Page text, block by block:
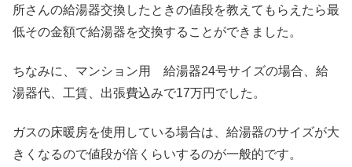
所さんの給湯器交換したときの値段を教えてもらえたら最
低その金額で給湯器を交換することができました。
ちなみに、マンション用 給湯器24号サイズの場合、給
湯器代、工賃、出張費込みで17万円でした。
ガスの床暖房を使用している場合は、給湯器のサイズが大
きくなるので値段が倍くらいするのが一般的です。